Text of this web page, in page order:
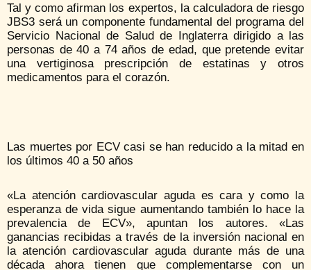
Tal y como afirman los expertos, la calculadora de riesgo
JBS3 será un componente fundamental del programa del
Servicio Nacional de Salud de Inglaterra dirigido a las
personas de 40 a 74 años de edad, que pretende evitar
una vertiginosa prescripción de estatinas y otros
medicamentos para el corazón.
Las muertes por ECV casi se han reducido a la mitad en
los últimos 40 a 50 años
«La atención cardiovascular aguda es cara y como la
esperanza de vida sigue aumentando también lo hace la
prevalencia de ECV», apuntan los autores. «Las
ganancias recibidas a través de la inversión nacional en
la atención cardiovascular aguda durante más de una
década ahora tienen que complementarse con un